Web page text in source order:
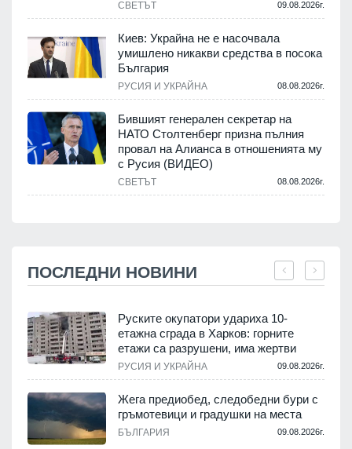
СВЕТЪТ 09.08.2026г.
Киев: Украйна не е насочвала
умишлено никакви средства в посока
България
РУСИЯ И УКРАЙНА 08.08.2026г.
Бившият генерален секретар на
НАТО Столтенберг призна пълния
провал на Алианса в отношенията му
с Русия (ВИДЕО)
СВЕТЪТ 08.08.2026г.
ПОСЛЕДНИ НОВИНИ
Руските окупатори удариха 10-
етажна сграда в Харков: горните
етажи са разрушени, има жертви
РУСИЯ И УКРАЙНА 09.08.2026г.
Жега предиобед, следобедни бури с
гръмотевици и градушки на места
БЪЛГАРИЯ 09.08.2026г.